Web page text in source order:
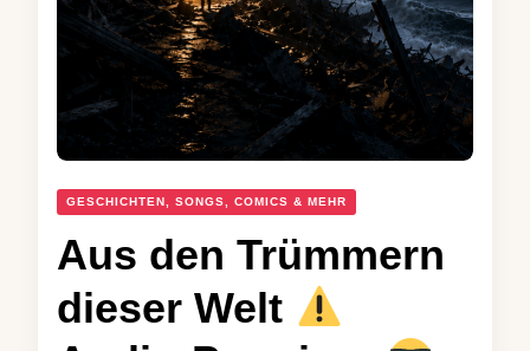
GESCHICHTEN, SONGS, COMICS & MEHR
Aus den Trümmern
dieser Welt